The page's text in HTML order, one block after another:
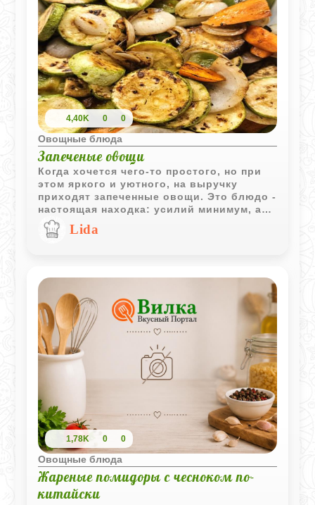
4,40K 0 0
Овощные блюда
Запеченые овощи
Когда хочется чего-то простого, но при
этом яркого и уютного, на выручку
приходят запеченные овощи. Это блюдо -
настоящая находка: усилий минимум, а
результат всегда радует. Сочетание
нежного баклажана, сочного кабачка и
делает вкус завершенным.
Lida
1,78K 0 0
Овощные блюда
Жареные помидоры с чесноком по-
китайски